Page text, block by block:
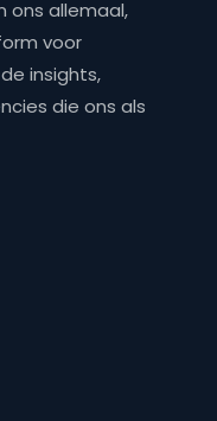
ons allemaal,
voor
insights,
die ons als